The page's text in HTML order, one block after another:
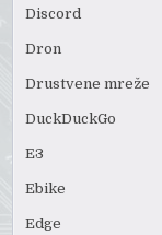
Discord
Dron
Drustvene mreže
DuckDuckGo
E3
Ebike
Edge